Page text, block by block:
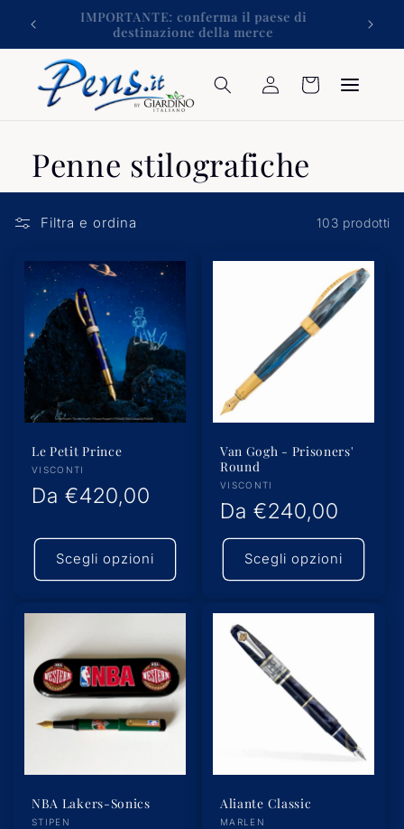
direttamenteIMPORTANTE: conferma il paese di
destinazione della merce
Accedi Carrello
Penne stilografiche
Filtra e ordina 103 prodotti
Le Petit Prince
Produttore:
VISCONTI
Prezzo
listino
Da €420,00
Scegli opzioni
Van Gogh - Prisoners'
Round
Produttore:
VISCONTI
Prezzo
di
listino
Da €240,00
Scegli opzioni
NBA Lakers-Sonics
Produttore:
STIPEN
Aliante Classic
Produttore:
MARLEN